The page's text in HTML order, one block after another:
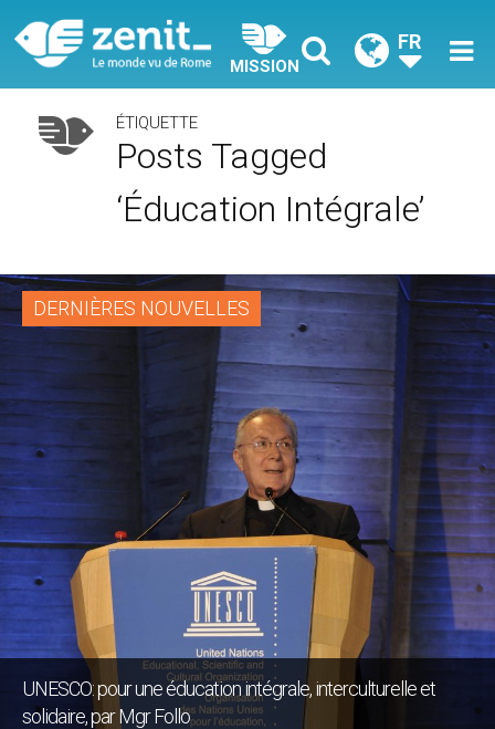
MISSION
FR
ÉTIQUETTE
Posts Tagged
‘éducation Intégrale’
DERNIÈRES NOUVELLES
UNESCO: pour une éducation intégrale, interculturelle et
solidaire, par Mgr Follo